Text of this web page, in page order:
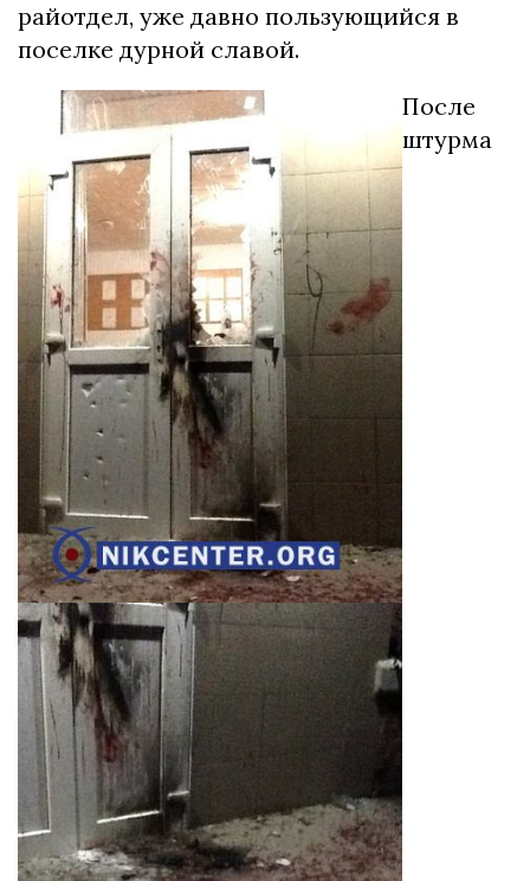
райотдел, уже давно пользующийся в
поселке дурной славой.
После
штурма